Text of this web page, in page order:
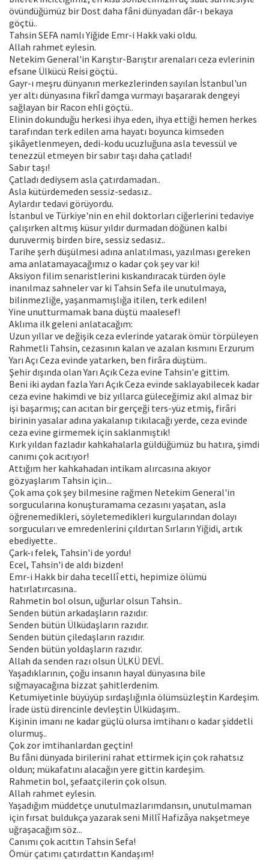
övündüğümüz bir Dost daha fâni dünyadan dâr-ı bekaya
göçtü..
Tahsin SEFA namlı Yiğide Emr-i Hakk vaki oldu.
Allah rahmet eylesin.
Netekim General'in Karıştır-Barıştır arenaları ceza evlerinin
efsane Ülkücü Reisi göçtü..
Gayr-ı meşru dünyanın merkezlerinden sayılan İstanbul'un
yer altı dünyasına fikrî damga vurmayı başararak dengeyi
sağlayan bir Racon ehli göçtü..
Elinin dokunduğu herkesi ihya eden, ihya ettiği hemen herkes
tarafından terk edilen ama hayatı boyunca kimseden
şikâyetlenmeyen, dedi-kodu ucuzluğuna asla tevessül ve
tenezzül etmeyen bir sabır taşı daha çatladı!
Sabır taşı!
Çatladı dediysem asla çatırdamadan..
Asla kütürdemeden sessiz-sedasız..
Aylardır tedavi görüyordu.
İstanbul ve Türkiye'nin en ehil doktorları ciğerlerini tedaviye
çalışırken altmış küsur yıldır durmadan döğünen kalbi
duruvermiş birden bire, sessiz sedasız..
Tarihe şerh düşülmesi adına anlatılması, yazılması gereken
ama anlatamayacağımız o kadar çok şey var ki!
Aksiyon filim senaristlerini kıskandıracak türden öyle
inanılmaz sahneler var ki Tahsin Sefa ile unutulmaya,
bilinmezliğe, yaşanmamışlığa itilen, terk edilen!
Yine unutturmamak bana düştü maalesef!
Aklıma ilk geleni anlatacağım:
Uzun yıllar ve değişik ceza evlerinde yatarak ömür törpüleyen
Rahmetli Tahsin, cezasının kalan ve azalan kısmını Erzurum
Yarı Açı Ceza evinde yatarken, ben firâra düştüm..
Şehir dışında olan Yarı Açık Ceza evine Tahsin'e gittim.
Beni iki aydan fazla Yarı Açık Ceza evinde saklayabilecek kadar
ceza evine hakimdi ve biz yıllarca güleceğimiz akıl almaz bir
işi başarmış; can acıtan bir gerçeği ters-yüz etmiş, firâri
birinin yasalar adına yakalanıp tıkılacağı yerde, ceza evinde
ceza evine girmemek için saklanmıştık!
Kırk yıldan fazladır kahkahalarla güldüğümüz bu hatıra, şimdi
canımı çok acıtıyor!
Attığım her kahkahadan intikam alırcasına akıyor
gözyaşlarım Tahsin için...
Çok ama çok şey bilmesine rağmen Netekim General'in
sorgucularına konuşturamama cezasını yaşatan, asla
öğrenemedikleri, söyletemedikleri kurgularından dolayı
sorgucuları ve emredenlerini çıldırtan Sırların Yiğidi, artık
ebediyette..
Çark-ı felek, Tahsin'i de yordu!
Ecel, Tahsin'i de aldı bizden!
Emr-i Hakk bir daha tecellî etti, hepimize ölümü
hatırlatırcasına..
Rahmetin bol olsun, uğurlar olsun Tahsin..
Senden bütün arkadaşların razıdır.
Senden bütün Ülküdaşların razıdır.
Senden bütün çiledaşların razıdır.
Senden bütün yoldaşların razıdır.
Allah da senden razı olsun ÜLKÜ DEVİ..
Yaşadıklarının, çoğu insanın hayal dünyasına bile
sığmayacağına bizzat şahitlerdenim.
Ketumiyetinle büyüyüp sırdaşlığınla ölümsüzleştin Kardeşim.
İrade üstü direncinle devleştin Ülküdaşım..
Kişinin imanı ne kadar güçlü olursa imtihanı o kadar şiddetli
olurmuş..
Çok zor imtihanlardan geçtin!
Bu fâni dünyada birilerini rahat ettirmek için çok rahatsız
oldun; mükafatını alacağın yere gittin kardeşim.
Rahmetin bol, şefaatçilerin çok olsun.
Allah rahmet eylesin.
Yaşadığım müddetçe unutulmazlarımdansın, unutulmaman
için fırsat buldukça yazarak seni Millî Hafizâya nakşetmeye
uğraşacağım söz...
Canımı çok acıttın Tahsin Sefa!
Ömür çatımı çatırdattın Kandaşım!